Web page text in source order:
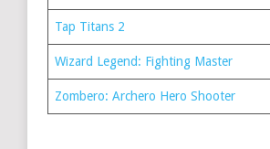
Tap Titans 2⁠
Wizard Legend: Fighting Master⁠
Zombero: Archero Hero Shooter⁠